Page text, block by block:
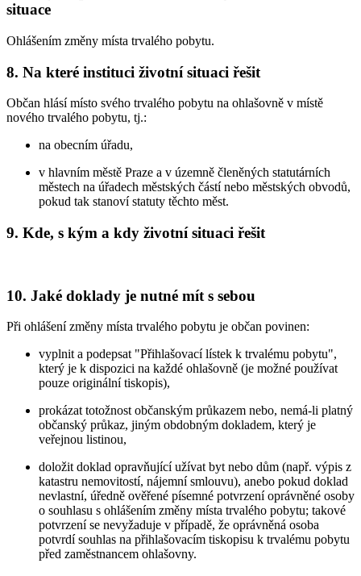
situace
Ohlášením změny místa trvalého pobytu.
8. Na které instituci životní situaci řešit
Občan hlásí místo svého trvalého pobytu na ohlašovně v místě
nového trvalého pobytu, tj.:
na obecním úřadu,
v hlavním městě Praze a v územně členěných statutárních
městech na úřadech městských částí nebo městských obvodů,
pokud tak stanoví statuty těchto měst.
9. Kde, s kým a kdy životní situaci řešit
10. Jaké doklady je nutné mít s sebou
Při ohlášení změny místa trvalého pobytu je občan povinen:
vyplnit a podepsat "Přihlašovací lístek k trvalému pobytu",
který je k dispozici na každé ohlašovně (je možné používat
pouze originální tiskopis),
prokázat totožnost občanským průkazem nebo, nemá-li platný
občanský průkaz, jiným obdobným dokladem, který je
veřejnou listinou,
doložit doklad opravňující užívat byt nebo dům (např. výpis z
katastru nemovitostí, nájemní smlouvu), anebo pokud doklad
nevlastní, úředně ověřené písemné potvrzení oprávněné osoby
o souhlasu s ohlášením změny místa trvalého pobytu; takové
potvrzení se nevyžaduje v případě, že oprávněná osoba
potvrdí souhlas na přihlašovacím tiskopisu k trvalému pobytu
před zaměstnancem ohlašovny.